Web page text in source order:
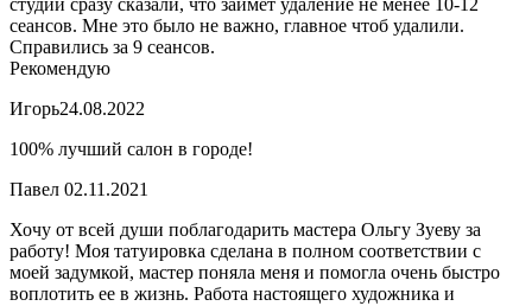
сеансов. Мне это было не важно, главное чтоб удалили.
Справились за 9 сеансов.
Рекомендую
Игорь24.08.2022
100% лучший салон в городе!
Павел 02.11.2021
Хочу от всей души поблагодарить мастера Ольгу Зуеву за
работу! Моя татуировка сделана в полном соответствии с
моей задумкой, мастер поняла меня и помогла очень быстро
воплотить ее в жизнь. Работа настоящего художника и